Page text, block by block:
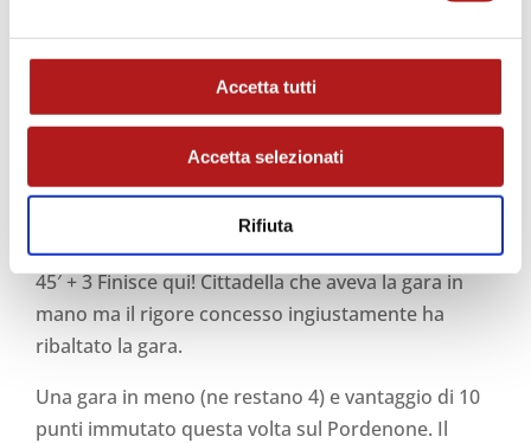
Accetta tutti
Accetta selezionati
Rifiuta
pareggio! 2 a 2 incredibile al Mapei Stadium!
45′ Concessi 3 minuti di recupero.
45′ Litteri in rovesciata, miracolo di Perilli.
45′ + 2 Occasione anche per Jallow che però
schiaccia troppo la conclusione.
45′ + 3 Dall’altra parte Siega si libera e colpisce
l’incrocio, finale incredibile a Reggio!
45′ + 3 Finisce qui! Cittadella che aveva la gara in
mano ma il rigore concesso ingiustamente ha
ribaltato la gara.
Una gara in meno (ne restano 4) e vantaggio di 10
punti immutato questa volta sul Pordenone. Il